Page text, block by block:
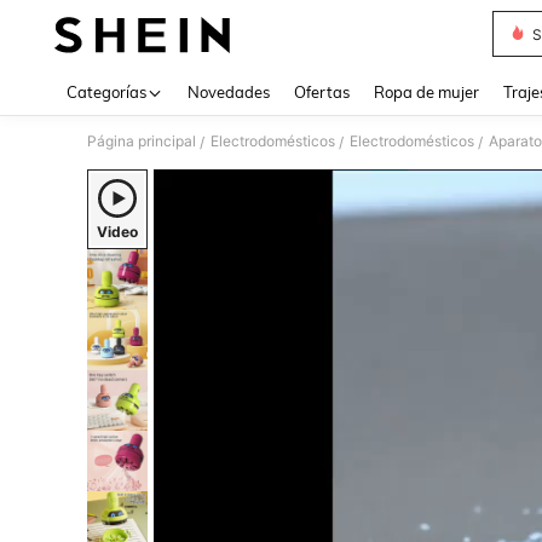
Categorías Novedades Ofertas Ropa de mujer
Página principal / Electrodomésticos / Electrodomésticos /
Video